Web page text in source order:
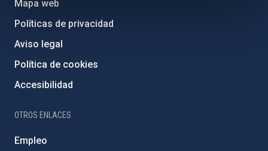
Mapa web
Políticas de privacidad
Aviso legal
Política de cookies
Accesibilidad
OTROS ENLACES
Empleo